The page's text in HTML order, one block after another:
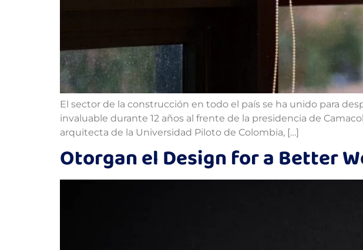
El sector de la construcción en todo el país se ha unido para
invaluable durante 12 años al frente de la presidencia de
arquitecta de la Universidad Piloto de Colombia, […]
Otorgan el Design for a Better